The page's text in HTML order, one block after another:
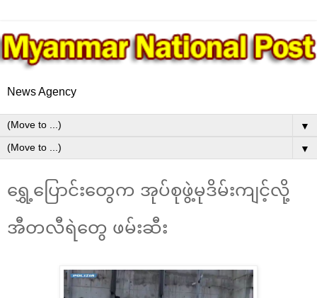
News Agency
▼
▼
ရွှေ့ပြောင်းတွေက အုပ်စုဖွဲ့မုဒိမ်းကျင့်လို့
အီတလီရဲတွေ ဖမ်းဆီး